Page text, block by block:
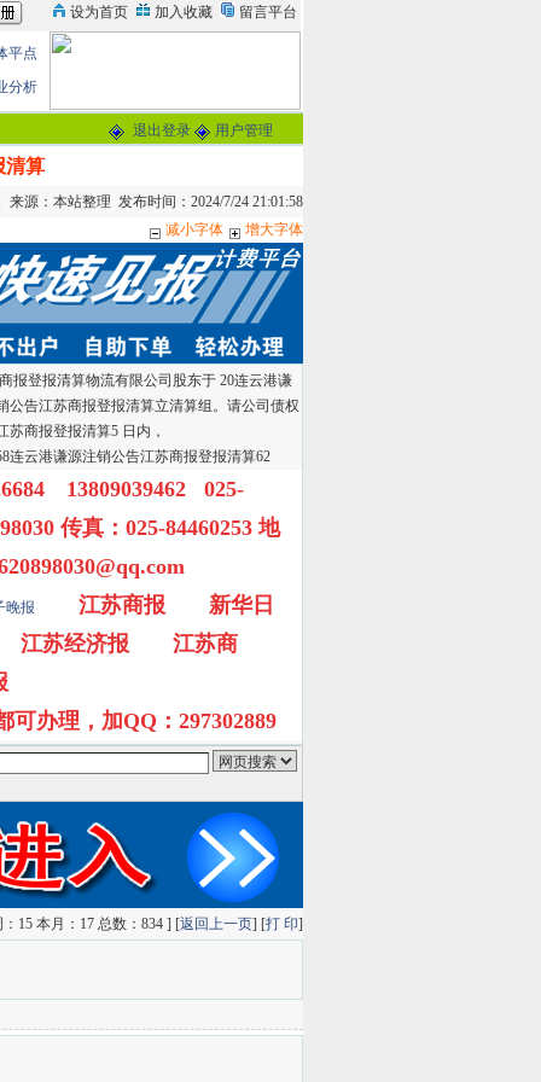
平点
分析
退出登录 用户管理
清算
来源：本站整理 发布时间：2024/7/24 21:01:58
减小字体
增大字体
报登报清算物流有限公司股东于 20连云港谦
公告江苏商报登报清算立清算组。请公司债权
商报登报清算5 日内，
连云港谦源注销公告江苏商报登报清算62
13809039462 025-
传真：025-84460253 地
晚报 江苏商报
新华日
江苏经济报
江苏商
可办理，加QQ：297302889
有道搜索
15 本月：17 总数：834 ] [返回上一页] [打 印]